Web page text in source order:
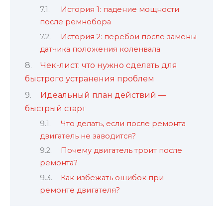
История 1: падение мощности
после ремнобора
История 2: перебои после замены
датчика положения коленвала
Чек-лист: что нужно сделать для
быстрого устранения проблем
Идеальный план действий —
быстрый старт
Что делать, если после ремонта
двигатель не заводится?
Почему двигатель троит после
ремонта?
Как избежать ошибок при
ремонте двигателя?